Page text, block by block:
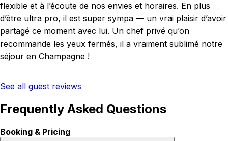
flexible et à l’écoute de nos envies et horaires. En plus
d’être ultra pro, il est super sympa — un vrai plaisir d’avoir
partagé ce moment avec lui. Un chef privé qu’on
recommande les yeux fermés, il a vraiment sublimé notre
séjour en Champagne !
See all guest reviews
Frequently Asked Questions
Booking & Pricing